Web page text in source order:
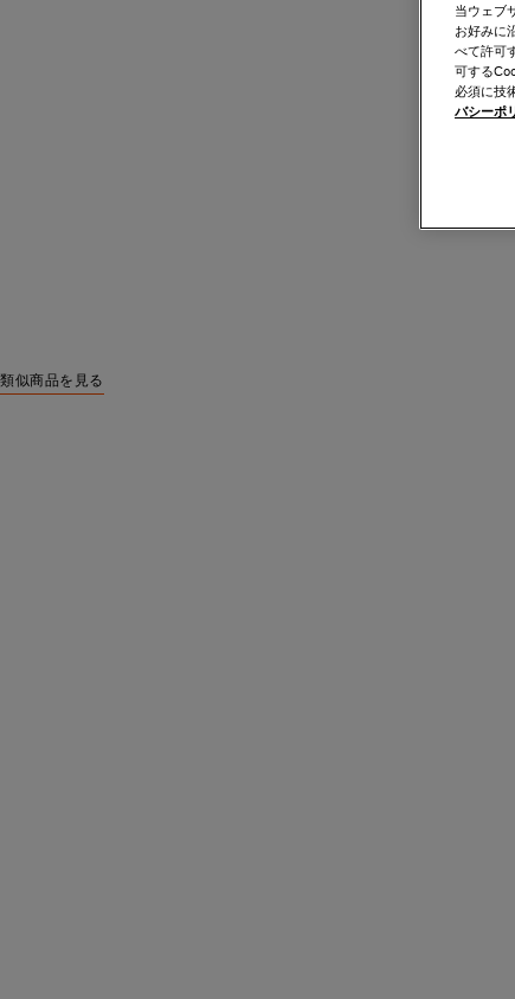
類似商品を見る
当ウェブ
お好みに
べて許可
可する
必須に技
バシーポ